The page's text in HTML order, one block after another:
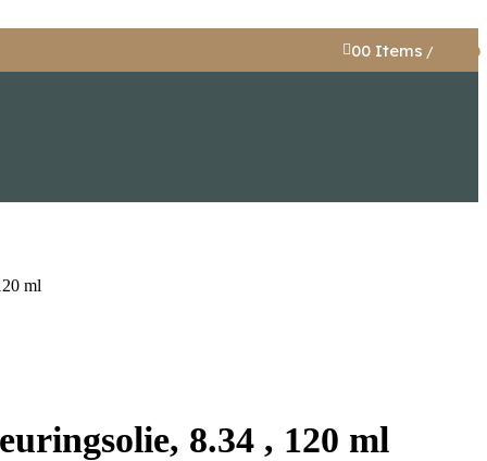
00 Items / 0,00
ml
8.34 , 120 ml